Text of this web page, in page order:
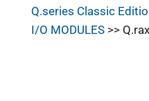
Q.series Classic
I/O MODULES>>